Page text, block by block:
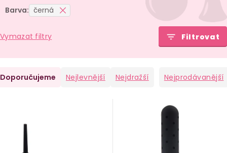
Barva: černá
Vymazat filtry Filtrovat
Doporučujeme Nejlevnější Nejdražší Nejprodávanější